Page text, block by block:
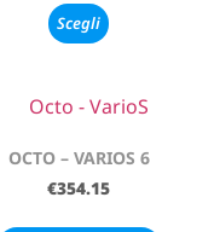
Scegli
OCTO – VARIOS 6
€354.15